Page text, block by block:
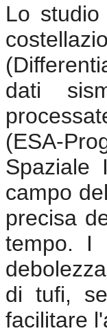
Lo
dati
(ESA-
Spaziale
campo
precisa
tempo. I
di tufi,
facilitare